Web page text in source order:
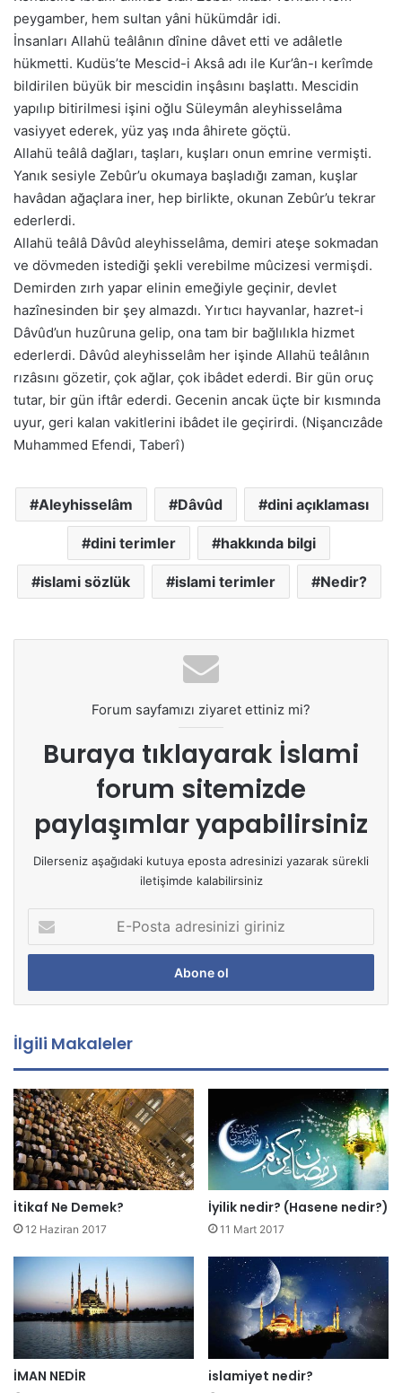
peygamber, hem sultan yâni hükümdâr idi.
İnsanları Allahü teâlânın dînine dâvet etti ve adâletle
hükmetti. Kudüs’te Mescid-i Aksâ adı ile Kur’ân-ı kerîmde
bildirilen büyük bir mescidin inşâsını başlattı. Mescidin
yapılıp bitirilmesi işini oğlu Süleymân aleyhisselâma
vasiyyet ederek, yüz yaş ında âhirete göçtü.
Allahü teâlâ dağları, taşları, kuşları onun emrine vermişti.
Yanık sesiyle Zebûr’u okumaya başladığı zaman, kuşlar
havâdan ağaçlara iner, hep birlikte, okunan Zebûr’u tekrar
ederlerdi.
Allahü teâlâ Dâvûd aleyhisselâma, demiri ateşe sokmadan
ve dövmeden istediği şekli verebilme mûcizesi vermişdi.
Demirden zırh yapar elinin emeğiyle geçinir, devlet
hazînesinden bir şey almazdı. Yırtıcı hayvanlar, hazret-i
Dâvûd’un huzûruna gelip, ona tam bir bağlılıkla hizmet
ederlerdi. Dâvûd aleyhisselâm her işinde Allahü teâlânın
rızâsını gözetir, çok ağlar, çok ibâdet ederdi. Bir gün oruç
tutar, bir gün iftâr ederdi. Gecenin ancak üçte bir kısmında
uyur, geri kalan vakitlerini ibâdet ile geçirirdi. (Nişancızâde
Muhammed Efendi, Taberî)
Aleyhisselâm Dâvûd dini açıklaması
dini terimler hakkında bilgi
islami sözlük islami terimler Nedir?
Forum sayfamızı ziyaret ettiniz mi?
Buraya tıklayarak İslami
forum sitemizde
paylaşımlar yapabilirsiniz
Dilerseniz aşağıdaki kutuya eposta adresinizi yazarak sürekli
iletişimde kalabilirsiniz
P
s
a
d
r
e
s
i
n
i
z
g
i
i
n
İlgili Makaleler
İtikaf Ne Demek?
12 Haziran 2017
İyilik nedir? (Hasene nedir?)
11 Mart 2017
İMAN NEDİR islamiyet nedir?